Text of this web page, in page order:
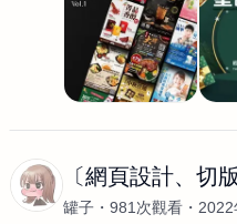
〔網頁設計、切版
罐子 981次觀看